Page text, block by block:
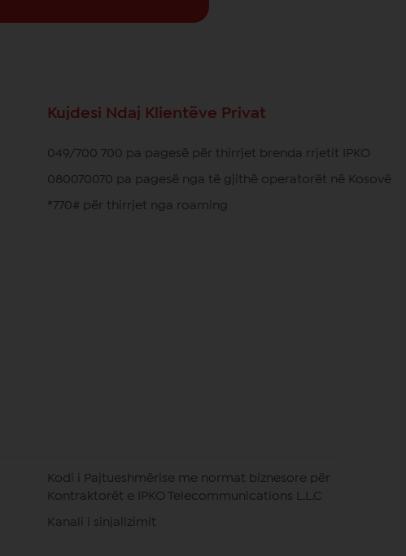
Kujdesi Ndaj Klientëve Privat
049/700 700 pa pagesë për thirrjet brenda rrjetit IPKO
080070070 pa pagesë nga të gjithë operatorët në Kosovë
*770# për thirrjet nga roaming
Kodi i Pajtueshmërise me normat biznesore për
Kontraktorët e IPKO Telecommunications L.L.C
Kanali i sinjalizimit